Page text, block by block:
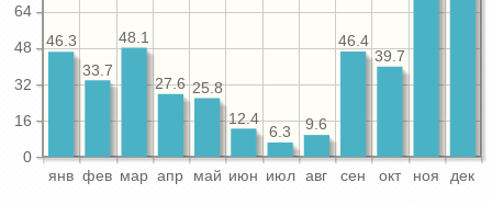
янв фев мар апр май июн июл авг сен окт ноя дек
0
16
32
48
64
39.7
46.4
9.6
6.3
12.4
25.8
27.6
48.1
33.7
46.3